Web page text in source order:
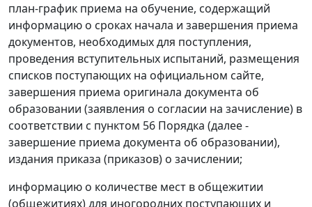
план-график приема на обучение, содержащий
информацию о сроках начала и завершения приема
документов, необходимых для поступления,
проведения вступительных испытаний, размещения
списков поступающих на официальном сайте,
завершения приема оригинала документа об
образовании (заявления о согласии на зачисление) в
соответствии с пунктом 56 Порядка (далее -
завершение приема документа об образовании),
издания приказа (приказов) о зачислении;
информацию о количестве мест в общежитии
(общежитиях) для иногородних поступающих и